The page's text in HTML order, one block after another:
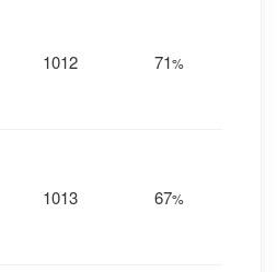
1012 71%
1013 67%